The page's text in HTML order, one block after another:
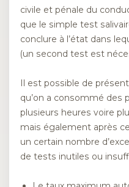
civile et pénale du
que le simple test
conclure à l’état dans
(un second test est
Il est possible de
qu’on a consommé des
plusieurs heures voire
mais également après
un certain nombre
de tests inutiles ou